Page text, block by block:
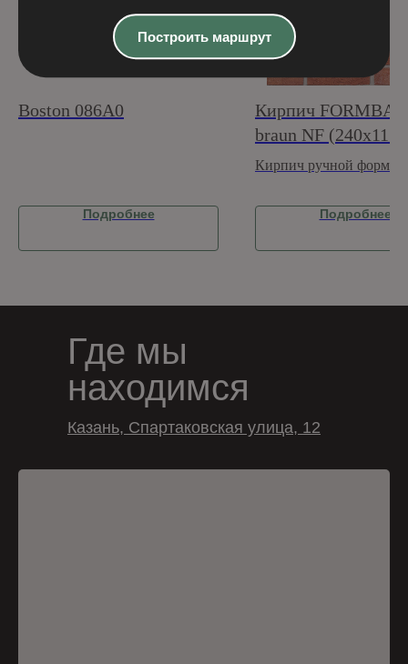
Boston 086A0
Подробнее
Кирпич
braun NF
Кирпич ручной
Подробнее
Где мы
находимся
Казань, Спартаковская улица, 12
Построить маршрут